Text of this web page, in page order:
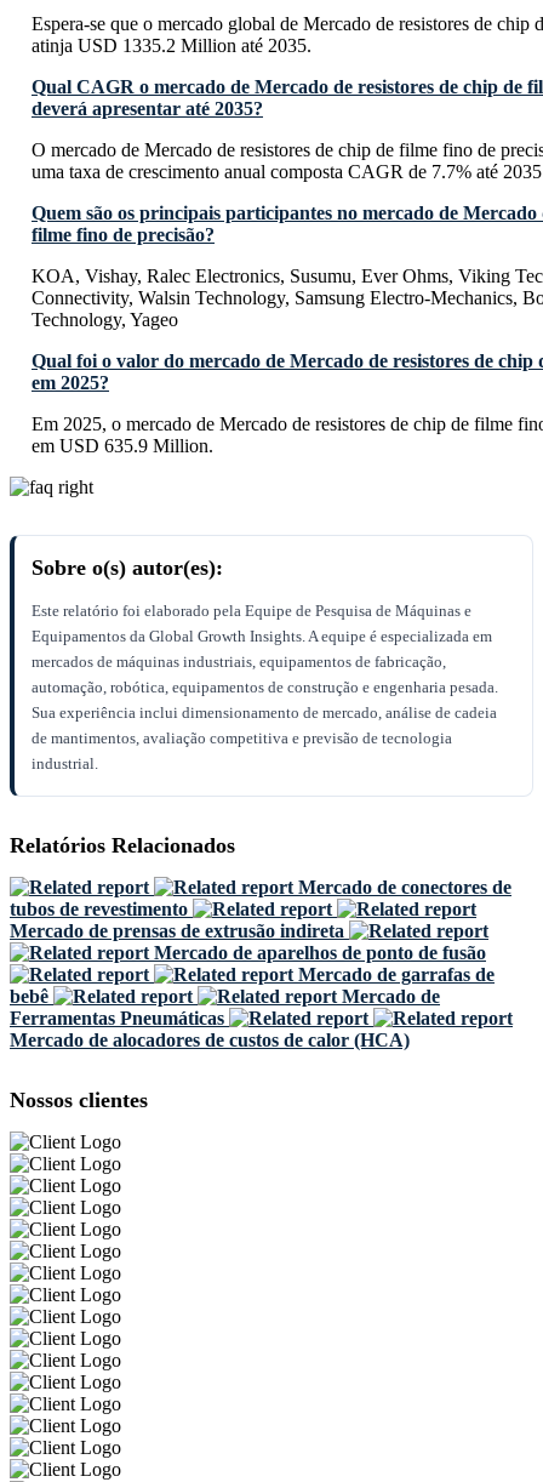
Espera-se que o mercado global de Mercado de resistores de chip
atinja USD 1335.2 Million até 2035.
Qual CAGR o mercado de Mercado de resistores de chip de
deverá apresentar até 2035?
O mercado de Mercado de resistores de chip de filme fino de
uma taxa de crescimento anual composta CAGR de 7.7% até
Quem são os principais participantes no mercado de Mercado
filme fino de precisão?
KOA, Vishay, Ralec Electronics, Susumu, Ever Ohms, Viking
Connectivity, Walsin Technology, Samsung Electro-Mechanics,
Technology, Yageo
Qual foi o valor do mercado de Mercado de resistores de chip
em 2025?
Em 2025, o mercado de Mercado de resistores de chip de filme
em USD 635.9 Million.
Sobre o(s) autor(es):
Este relatório foi elaborado pela Equipe de Pesquisa de Máquinas e
Equipamentos da Global Growth Insights. A equipe é especializada em
mercados de máquinas industriais, equipamentos de fabricação,
automação, robótica, equipamentos de construção e engenharia pesada.
Sua experiência inclui dimensionamento de mercado, análise de cadeia
de mantimentos, avaliação competitiva e previsão de tecnologia
industrial.
Relatórios Relacionados
Mercado de conectores de
tubos de revestimento
Mercado de prensas de extrusão indireta
Mercado de aparelhos de ponto de fusão
Mercado de garrafas de
bebê
Mercado de
Ferramentas Pneumáticas
Mercado de alocadores de custos de calor (HCA)
Nossos clientes